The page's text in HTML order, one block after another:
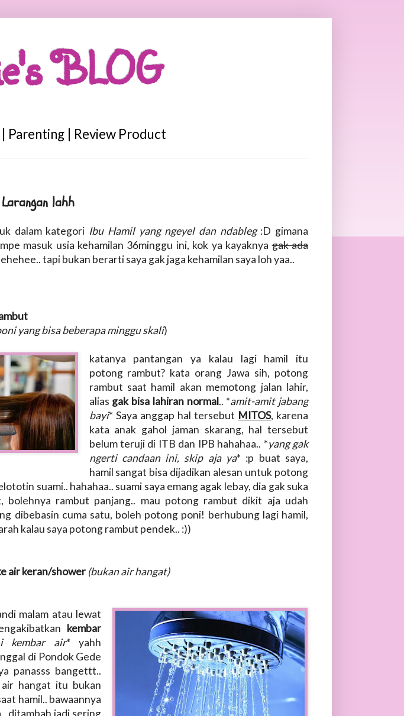
BLOG
Parenting | Review Product
lahh
dalam kategori Ibu Hamil yang ngeyel dan ndableg:D gimana
masuk usia kehamilan 36minggu ini, kok ya kayaknyagak ada
tapi bukan berarti saya gak jaga kehamilan saya loh yaa..
yang bisa beberapa minggu skali)
katanya pantangan ya kalau lagi hamil itu
potong rambut? kata orang Jawa sih, potong
rambut saat hamil akan memotong jalan lahir,
alias gak bisa lahiran normal.. *amit-amit jabang
bayi* Saya anggap hal tersebut MITOS, karena
kata anak gahol jaman skarang, hal tersebut
belum teruji di ITB dan IPB hahahaa.. *yang gak
ngerti candaan ini, skip aja ya* :p buat saya,
hamil sangat bisa dijadikan alesan untuk potong
suami.. hahahaa.. suami saya emang agak lebay, dia gak suka
bolehnya rambut panjang.. mau potong rambut dikit aja udah
dibebasin cuma satu, boleh potong poni! berhubung lagi hamil,
kalau saya potong rambut pendek.. :))
air keran/shower(bukan air hangat)
malam atau lewat
kembar
kembar air* yahh
di Pondok Gede
panasss bangettt..
hangat itu bukan
hamil.. bawaannya
ditambah jadi sering